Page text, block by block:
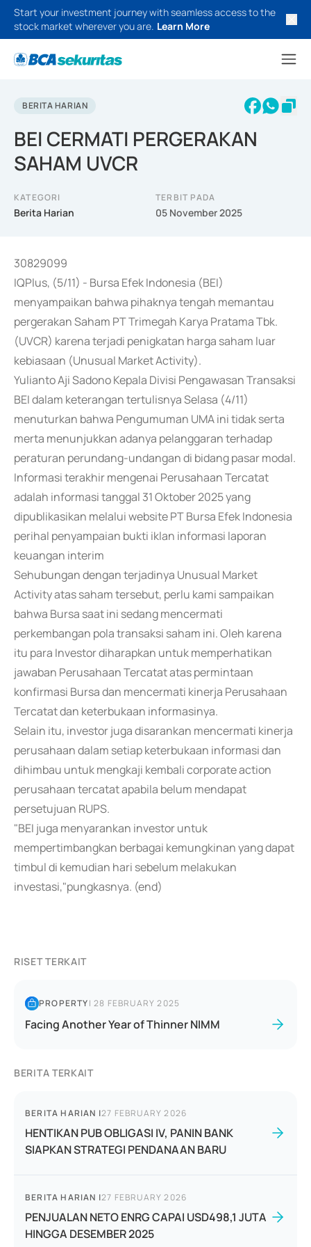
Start your investment journey with seamless access to the
stock market wherever you are. Learn More
BERITA HARIAN
BEI CERMATI PERGERAKAN
SAHAM UVCR
KATEGORI
Berita Harian
TERBIT PADA
05 November 2025
30829099
IQPlus, (5/11) - Bursa Efek Indonesia (BEI)
menyampaikan bahwa pihaknya tengah memantau
pergerakan Saham PT Trimegah Karya Pratama Tbk.
(UVCR) karena terjadi penigkatan harga saham luar
kebiasaan (Unusual Market Activity).
Yulianto Aji Sadono Kepala Divisi Pengawasan Transaksi
BEI dalam keterangan tertulisnya Selasa (4/11)
menuturkan bahwa Pengumuman UMA ini tidak serta
merta menunjukkan adanya pelanggaran terhadap
peraturan perundang-undangan di bidang pasar modal.
Informasi terakhir mengenai Perusahaan Tercatat
adalah informasi tanggal 31 Oktober 2025 yang
dipublikasikan melalui website PT Bursa Efek Indonesia
perihal penyampaian bukti iklan informasi laporan
keuangan interim
Sehubungan dengan terjadinya Unusual Market
Activity atas saham tersebut, perlu kami sampaikan
bahwa Bursa saat ini sedang mencermati
perkembangan pola transaksi saham ini. Oleh karena
itu para Investor diharapkan untuk memperhatikan
jawaban Perusahaan Tercatat atas permintaan
konfirmasi Bursa dan mencermati kinerja Perusahaan
Tercatat dan keterbukaan informasinya.
Selain itu, investor juga disarankan mencermati kinerja
perusahaan dalam setiap keterbukaan informasi dan
dihimbau untuk mengkaji kembali corporate action
perusahaan tercatat apabila belum mendapat
persetujuan RUPS.
"BEI juga menyarankan investor untuk
mempertimbangkan berbagai kemungkinan yang dapat
timbul di kemudian hari sebelum melakukan
investasi,"pungkasnya. (end)
RISET TERKAIT
PROPERTY|28 FEBRUARY 2025
Facing Another Year of Thinner NIMM
BERITA TERKAIT
BERITA HARIAN |27 FEBRUARY 2026
HENTIKAN PUB OBLIGASI IV, PANIN BANK
SIAPKAN STRATEGI PENDANAAN BARU
BERITA HARIAN |27 FEBRUARY 2026
PENJUALAN NETO ENRG CAPAI USD498,1 JUTA
HINGGA DESEMBER 2025